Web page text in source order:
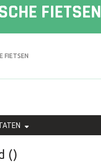
FIETSEN
FIETSEN
()